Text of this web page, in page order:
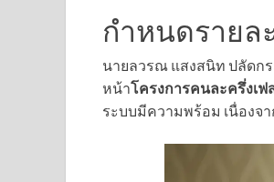
กำหนดรายล
นายลวรณ แสงสนิท ปลัดกร
หน้าโครงการคนละครึ่งเฟ
ระบบมีความพร้อม เนื่องจ